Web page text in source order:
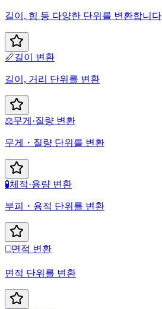
길이, 힘 등 다양한 단위를 변환합니다
📏길이 변환
길이, 거리 단위를 변환
⚖️무게·질량 변환
무게・질량 단위를 변환
🧪체적·용량 변환
부피・용적 단위를 변환
◻️면적 변환
면적 단위를 변환